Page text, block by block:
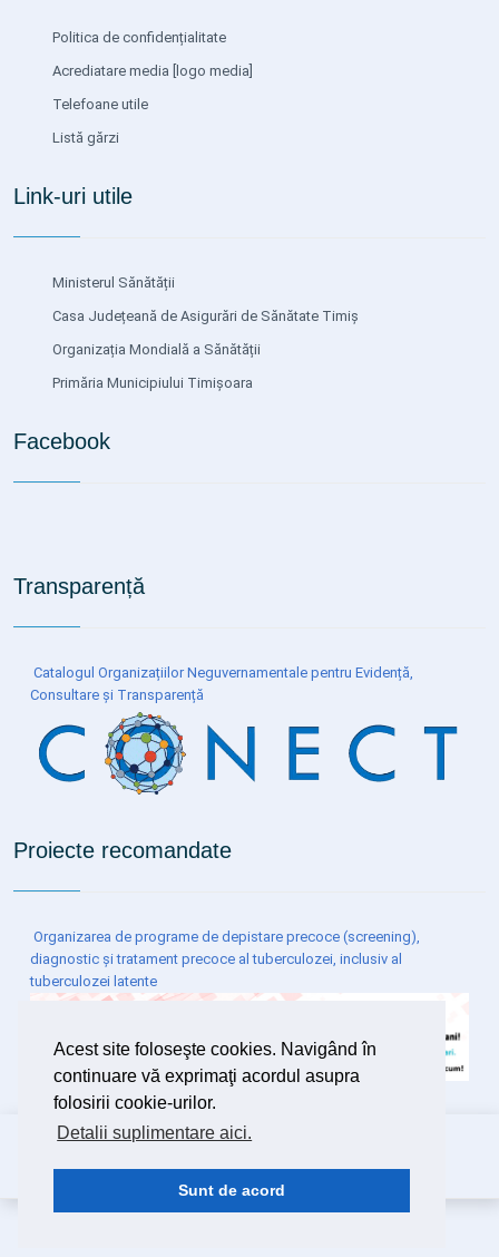
Acest site foloseşte cookies. Navigând în
continuare vă exprimaţi acordul asupra
folosirii cookie-urilor.
Detalii suplimentare aici.
Sunt de acord
Politica de confidențialitate
Acrediatare media [logo media]
Telefoane utile
Listă gărzi
Link-uri utile
Ministerul Sănătății
Casa Județeană de Asigurări de Sănătate Timiș
Organizația Mondială a Sănătății
Primăria Municipiului Timișoara
Facebook
Transparență
Catalogul Organizațiilor Neguvernamentale pentru Evidență,
Consultare și Transparență
Proiecte recomandate
Organizarea de programe de depistare precoce (screening),
diagnostic și tratament precoce al tuberculozei, inclusiv al
tuberculozei latente
Copyright © 2026 Spitalul Clinic de Boli Infecțioase și